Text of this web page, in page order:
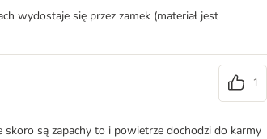
wydostaje się przez zamek (materiał jest
1
skoro są zapachy to i powietrze dochodzi do karmy